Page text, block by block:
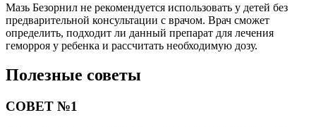
Мазь Безорнил не рекомендуется использовать у детей без
предварительной консультации с врачом. Врач сможет
определить, подходит ли данный препарат для лечения
геморроя у ребенка и рассчитать необходимую дозу.
Полезные советы
СОВЕТ №1